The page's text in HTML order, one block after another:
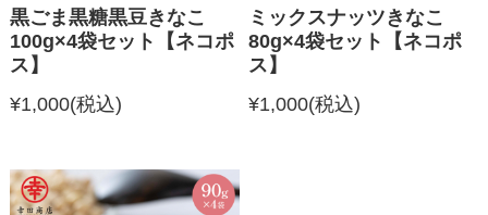
黒ごま黒糖黒豆きなこ
100g×4袋セット【ネコポ
ス】
¥1,000(税込)
ミックスナッツきなこ
80g×4袋セット【ネコポ
ス】
¥1,000(税込)